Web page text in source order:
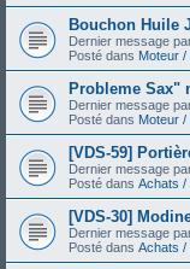
Bouchon Huile
Dernier message
Posté dans Moteur
Probleme Sax"
Dernier message
Posté dans Moteur
[VDS-59]
Dernier message
Posté dans Achats /
[VDS-30]
Dernier message
Posté dans Achats /